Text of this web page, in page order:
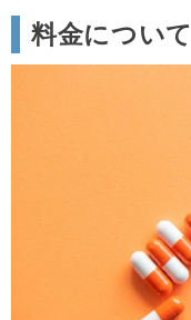
料金について